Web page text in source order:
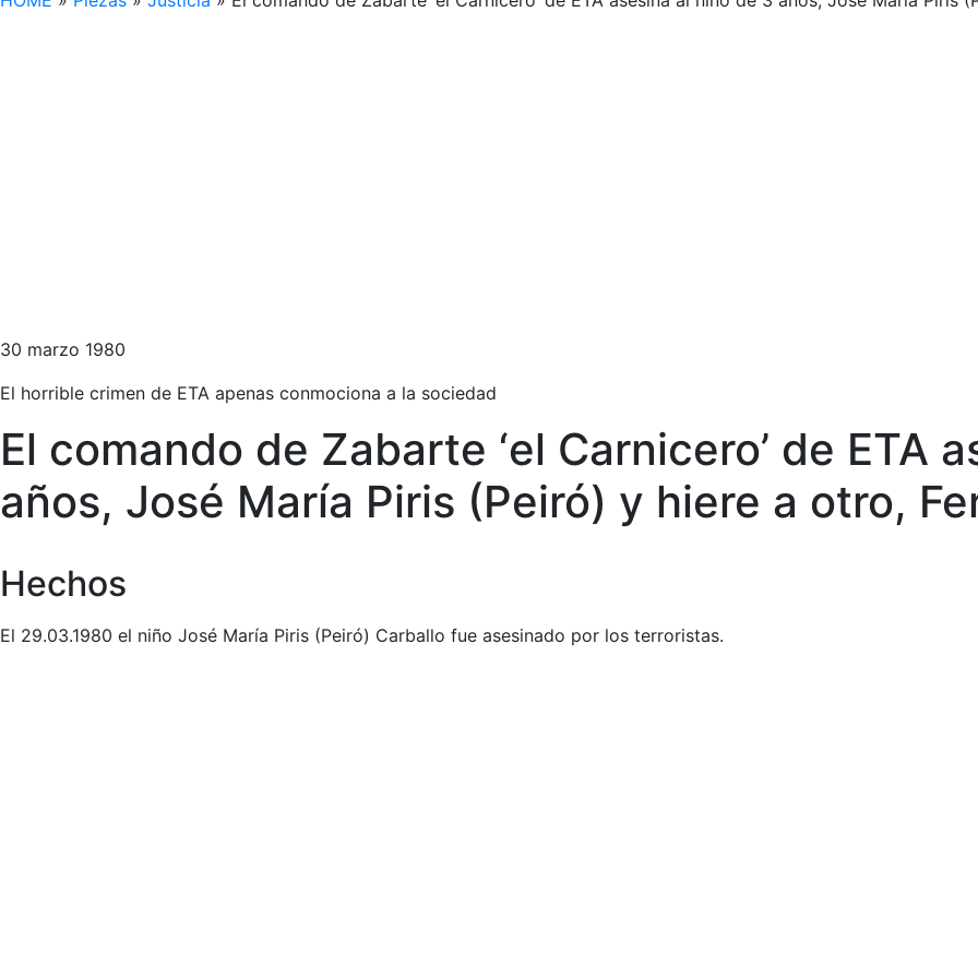
30 marzo 1980
El horrible crimen de ETA apenas conmociona a la sociedad
El comando de Zabarte ‘el Carnicero’ de ETA
años, José María Piris (Peiró) y hiere a otro,
Hechos
El 29.03.1980 el niño José María Piris (Peiró) Carballo fue asesinado por los terroristas.